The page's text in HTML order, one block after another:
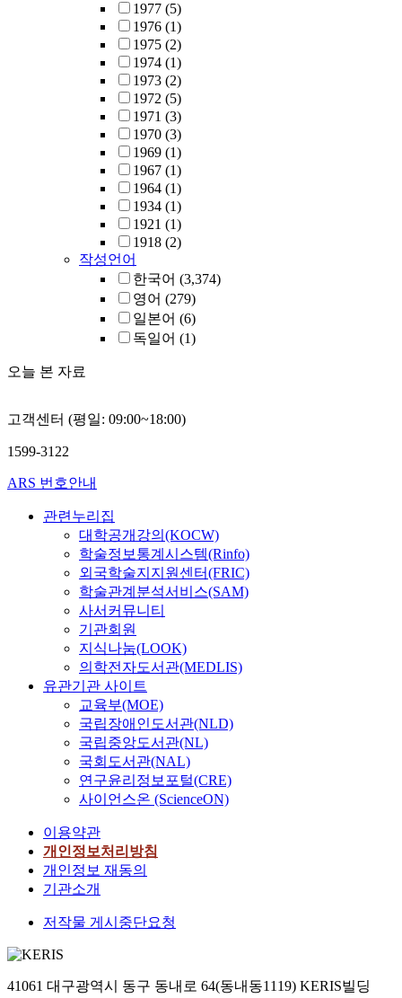
1977 (5)
1976 (1)
1975 (2)
1974 (1)
1973 (2)
1972 (5)
1971 (3)
1970 (3)
1969 (1)
1967 (1)
1964 (1)
1934 (1)
1921 (1)
1918 (2)
작성언어
한국어 (3,374)
영어 (279)
일본어 (6)
독일어 (1)
오늘 본 자료
고객센터 (평일: 09:00~18:00)
1599-3122
ARS 번호안내
관련누리집
대학공개강의(KOCW)
학술정보통계시스템(Rinfo)
외국학술지지원센터(FRIC)
학술관계분석서비스(SAM)
사서커뮤니티
기관회원
지식나눔(LOOK)
의학전자도서관(MEDLIS)
유관기관 사이트
교육부(MOE)
국립장애인도서관(NLD)
국립중앙도서관(NL)
국회도서관(NAL)
연구윤리정보포털(CRE)
사이언스온 (ScienceON)
이용약관
개인정보처리방침
개인정보 재동의
기관소개
저작물 게시중단요청
41061 대구광역시 동구 동내로 64(동내동1119) KERIS빌딩